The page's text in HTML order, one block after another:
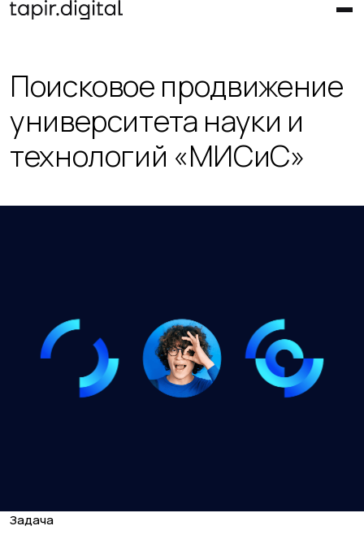
Поисковое продвижение
университета науки и
технологий «МИСиС»
Задача